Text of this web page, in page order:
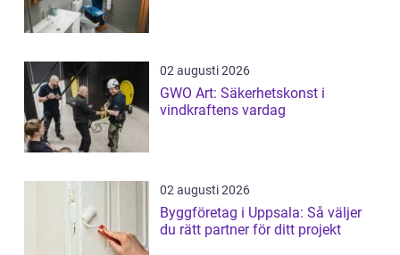
02 augusti 2026
GWO Art: Säkerhetskonst i
vindkraftens vardag
02 augusti 2026
Byggföretag i Uppsala: Så väljer
du rätt partner för ditt projekt